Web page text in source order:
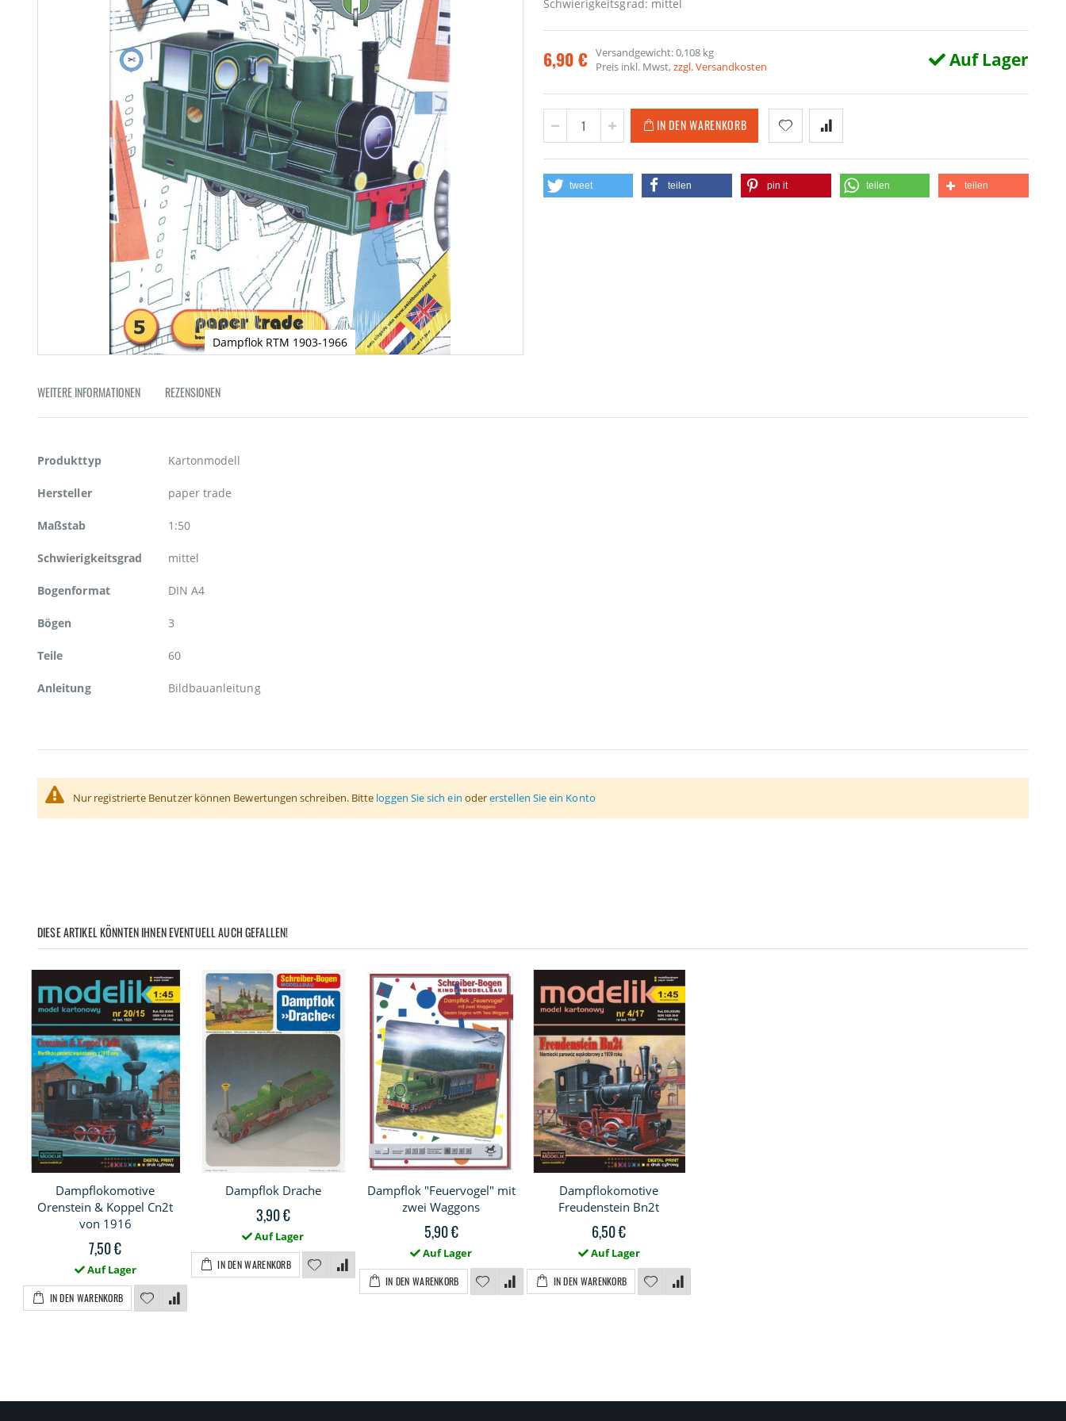
Dampflok RTM 1903-1966
der
springen
Schwierigkeitsgrad: mittel
6,90 € Versandgewicht: 0,108 kg
Preis inkl. Mwst,zzgl. Versandkosten Auf Lager
IN DEN WARENKORB
tweet teilen pin it teilen teilen
WEITERE INFORMATIONEN REZENSIONEN
Weitere
Produkttyp Kartonmodell
Hersteller paper trade
Maßstab 1:50
Schwierigkeitsgrad mittel
Bogenformat DIN A4
Bögen 3
Teile 60
Anleitung Bildbauanleitung
Nur registrierte Benutzer können Bewertungen schreiben. Bitte loggen Sie sich ein odererstellen Sie ein Konto
DIESE ARTIKEL KÖNNTEN IHNEN EVENTUELL AUCH GEFALLEN!
Dampflokomotive
Orenstein & Koppel Cn2t
von 1916
7,50 €
Auf Lager
IN DEN WARENKORB
Dampflok Drache
3,90 €
Auf Lager
IN DEN WARENKORB
Dampflok "Feuervogel" mit
zwei Waggons
5,90 €
Auf Lager
IN DEN WARENKORB
Dampflokomotive
Freudenstein Bn2t
6,50 €
Auf Lager
IN DEN WARENKORB